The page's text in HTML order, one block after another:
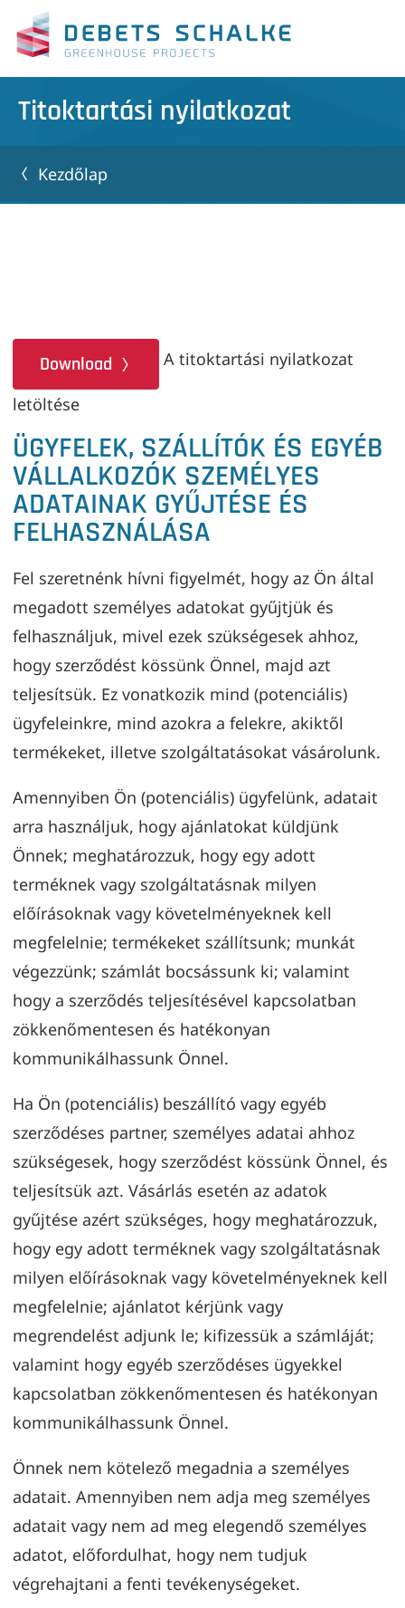
Titoktartási nyilatkozat
Kezdőlap
Download A titoktartási nyilatkozat
letöltése
ÜGYFELEK, SZÁLLÍTÓK ÉS EGYÉB
VÁLLALKOZÓK SZEMÉLYES
ADATAINAK GYŰJTÉSE ÉS
FELHASZNÁLÁSA
Fel szeretnénk hívni figyelmét, hogy az Ön által
megadott személyes adatokat gyűjtjük és
felhasználjuk, mivel ezek szükségesek ahhoz,
hogy szerződést kössünk Önnel, majd azt
teljesítsük. Ez vonatkozik mind (potenciális)
ügyfeleinkre, mind azokra a felekre, akiktől
termékeket, illetve szolgáltatásokat vásárolunk.
Amennyiben Ön (potenciális) ügyfelünk, adatait
arra használjuk, hogy ajánlatokat küldjünk
Önnek; meghatározzuk, hogy egy adott
terméknek vagy szolgáltatásnak milyen
előírásoknak vagy követelményeknek kell
megfelelnie; termékeket szállítsunk; munkát
végezzünk; számlát bocsássunk ki; valamint
hogy a szerződés teljesítésével kapcsolatban
zökkenőmentesen és hatékonyan
kommunikálhassunk Önnel.
Ha Ön (potenciális) beszállító vagy egyéb
szerződéses partner, személyes adatai ahhoz
szükségesek, hogy szerződést kössünk Önnel, és
teljesítsük azt. Vásárlás esetén az adatok
gyűjtése azért szükséges, hogy meghatározzuk,
hogy egy adott terméknek vagy szolgáltatásnak
milyen előírásoknak vagy követelményeknek kell
megfelelnie; ajánlatot kérjünk vagy
megrendelést adjunk le; kifizessük a számláját;
valamint hogy egyéb szerződéses ügyekkel
kapcsolatban zökkenőmentesen és hatékonyan
kommunikálhassunk Önnel.
Önnek nem kötelező megadnia a személyes
adatait. Amennyiben nem adja meg személyes
adatait vagy nem ad meg elegendő személyes
adatot, előfordulhat, hogy nem tudjuk
végrehajtani a fenti tevékenységeket.